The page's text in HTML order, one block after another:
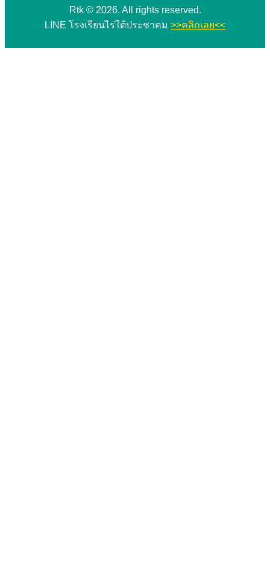
Rtk © 2026. All rights reserved.
LINE โรงเรียนไร่ใต้ประชาคม >>คลิกเลย<<